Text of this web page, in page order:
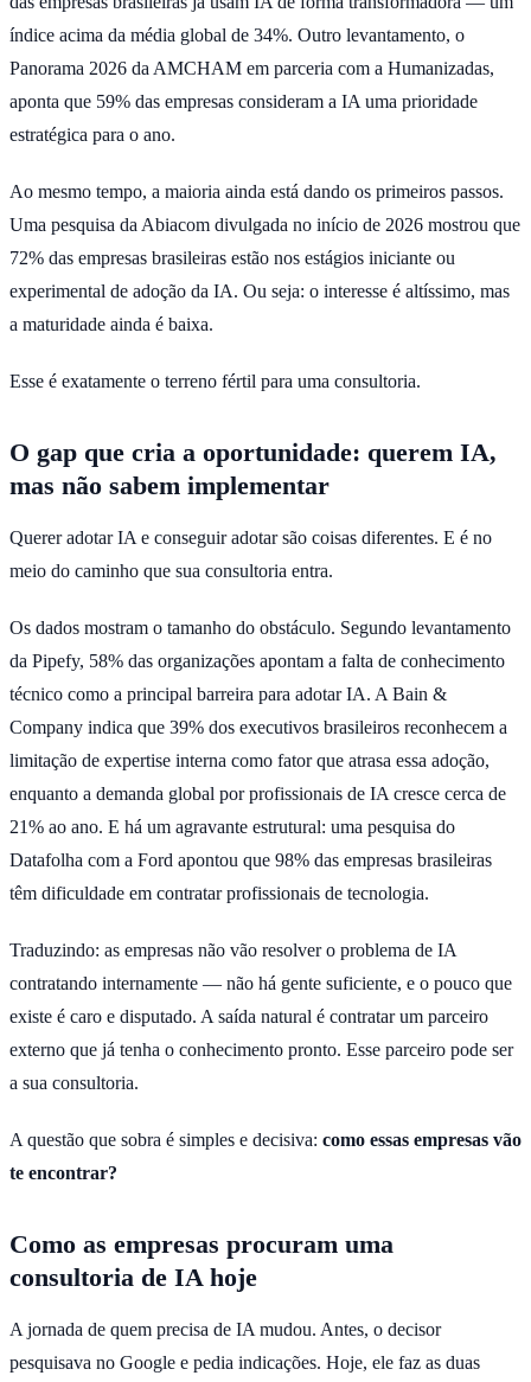
índice acima da média global de 34%. Outro levantamento, o
Panorama 2026 da AMCHAM em parceria com a Humanizadas,
aponta que 59% das empresas consideram a IA uma prioridade
estratégica para o ano.
Ao mesmo tempo, a maioria ainda está dando os primeiros passos.
Uma pesquisa da Abiacom divulgada no início de 2026 mostrou que
72% das empresas brasileiras estão nos estágios iniciante ou
experimental de adoção da IA. Ou seja: o interesse é altíssimo, mas
a maturidade ainda é baixa.
Esse é exatamente o terreno fértil para uma consultoria.
O gap que cria a oportunidade: querem IA,
mas não sabem implementar
Querer adotar IA e conseguir adotar são coisas diferentes. E é no
meio do caminho que sua consultoria entra.
Os dados mostram o tamanho do obstáculo. Segundo levantamento
da Pipefy, 58% das organizações apontam a falta de conhecimento
técnico como a principal barreira para adotar IA. A Bain &
Company indica que 39% dos executivos brasileiros reconhecem a
limitação de expertise interna como fator que atrasa essa adoção,
enquanto a demanda global por profissionais de IA cresce cerca de
21% ao ano. E há um agravante estrutural: uma pesquisa do
Datafolha com a Ford apontou que 98% das empresas brasileiras
têm dificuldade em contratar profissionais de tecnologia.
Traduzindo: as empresas não vão resolver o problema de IA
contratando internamente — não há gente suficiente, e o pouco que
existe é caro e disputado. A saída natural é contratar um parceiro
externo que já tenha o conhecimento pronto. Esse parceiro pode ser
a sua consultoria.
A questão que sobra é simples e decisiva: como essas empresas vão
te encontrar?
Como as empresas procuram uma
consultoria de IA hoje
A jornada de quem precisa de IA mudou. Antes, o decisor
pesquisava no Google e pedia indicações. Hoje, ele faz as duas